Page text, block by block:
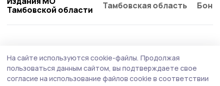
Тамбовской области
Тамбовская область
На сайте используются cookie-файлы. Продолжая
пользоваться данным сайтом, вы подтверждаете свое
согласие на использование файлов cookie в соответствии